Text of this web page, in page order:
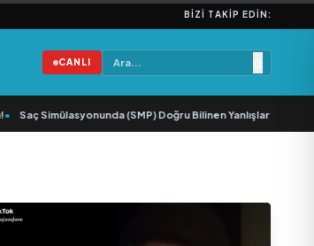
BIZI TAKIP EDIN:
CANLI
Saç Simülasyonunda (SMP) Doğru Bilinen Yanlışlar ve